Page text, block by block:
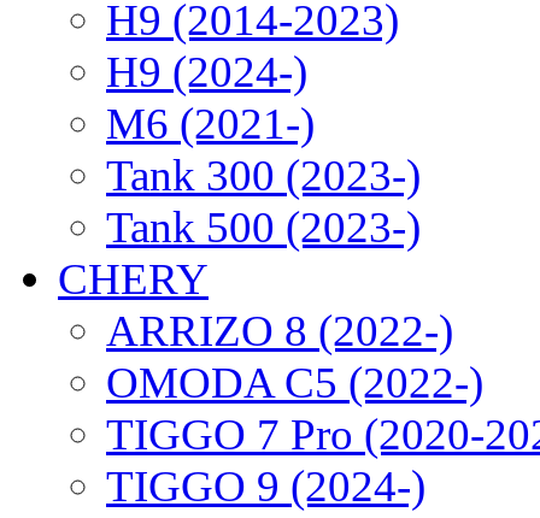
H9 (2014-2023)
H9 (2024-)
M6 (2021-)
Tank 300 (2023-)
Tank 500 (2023-)
CHERY
ARRIZO 8 (2022-)
OMODA C5 (2022-)
TIGGO 7 Pro (2020-
TIGGO 9 (2024-)